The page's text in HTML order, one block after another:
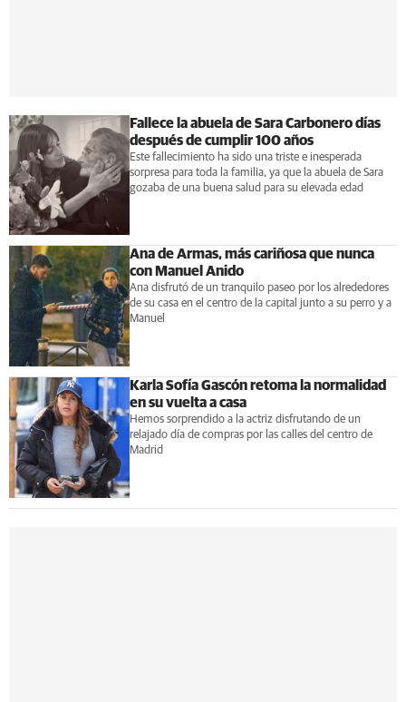
Fallece la abuela de Sara Carbonero días
después de cumplir 100 años
Este fallecimiento ha sido una triste e inesperada
sorpresa para toda la familia, ya que la abuela de Sara
gozaba de una buena salud para su elevada edad
Ana de Armas, más cariñosa que nunca
con Manuel Anido
Ana disfrutó de un tranquilo paseo por los alrededores
de su casa en el centro de la capital junto a su perro y a
Manuel
Karla Sofía Gascón retoma la normalidad
en su vuelta a casa
Hemos sorprendido a la actriz disfrutando de un
relajado día de compras por las calles del centro de
Madrid